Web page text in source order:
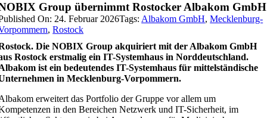
Group übernimmt Rostocker Albakom GmbH
On: 24. Februar 2026Tags: Albakom GmbH,Mecklenburg-
,Rostock
Die NOBIX Group akquiriert mit der Albakom GmbH
Rostock erstmalig ein IT-Systemhaus in Norddeutschland.
ist ein bedeutendes IT-Systemhaus für mittelständische
in Mecklenburg-Vorpommern.
erweitert das Portfolio der Gruppe vor allem um
in den Bereichen Netzwerk und IT-Sicherheit, im